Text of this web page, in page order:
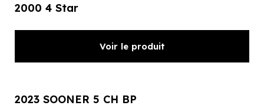
2000 4 Star
Voir le produit
2023 SOONER 5 CH BP